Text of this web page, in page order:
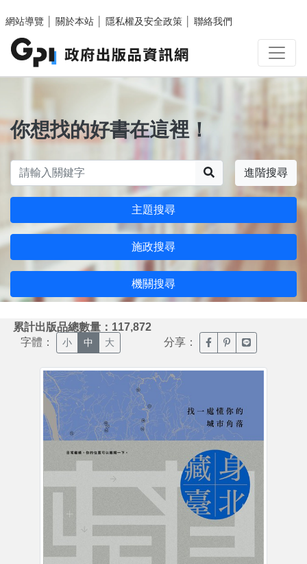
網站導覽
關於本站 隱私權及安全政策 聯絡我們
你想找的好書在這裡！
進階搜尋
主題搜尋
施政搜尋
機關搜尋
累計出版品總數量：117,872
字體： 小 中 大 分享： 臉書分享(另開新視窗)
噗浪分享(另開新
Line分享(另